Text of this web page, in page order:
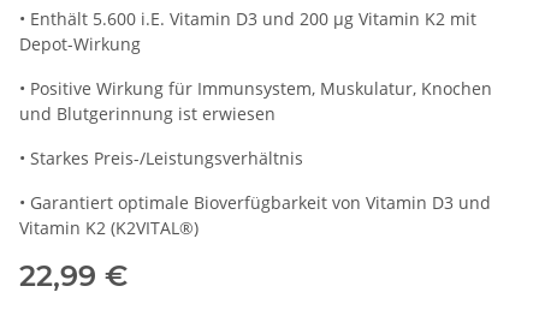
• Enthält 5.600 i.E. Vitamin D3 und 200 µg Vitamin K2 mit
Depot-Wirkung
• Positive Wirkung für Immunsystem, Muskulatur, Knochen
und Blutgerinnung ist erwiesen
• Starkes Preis-/Leistungsverhältnis
• Garantiert optimale Bioverfügbarkeit von Vitamin D3 und
Vitamin K2 (K2VITAL®)
22,99 €